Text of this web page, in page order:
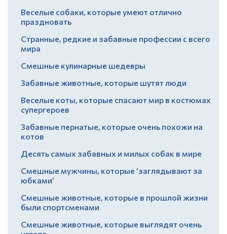
Веселые собаки, которые умеют отлично
праздновать
Странные, редкие и забавные профессии с всего
мира
Смешные кулинарные шедевры
Забавные животные, которые шутят люди
Веселые коты, которые спасают мир в костюмах
супергероев
Забавные пернатые, которые очень похожи на
котов
Десять самых забавных и милых собак в мире
Смешные мужчины, которые ’заглядывают за
юбками’
Смешные животные, которые в прошлой жизни
были спортсменами
Смешные животные, которые выглядят очень